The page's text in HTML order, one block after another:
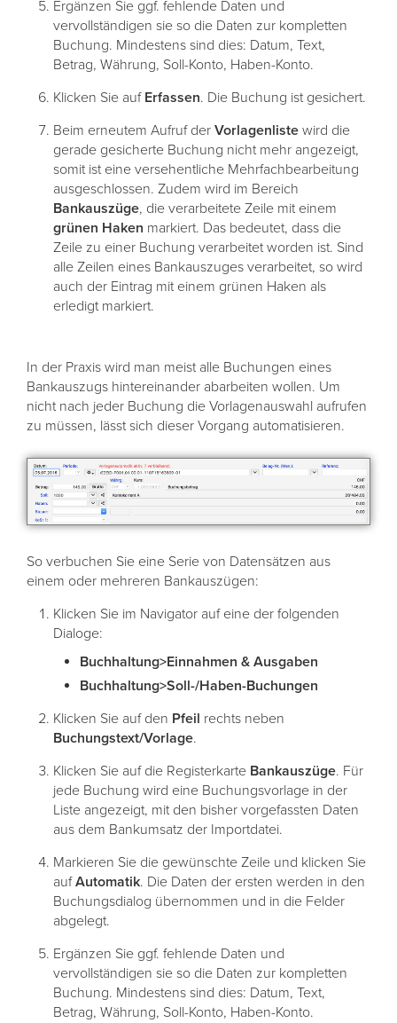
Ergänzen Sie ggf. fehlende Daten und
vervollständigen sie so die Daten zur kompletten
Buchung. Mindestens sind dies: Datum, Text,
Betrag, Währung, Soll-Konto, Haben-Konto.
Klicken Sie auf Erfassen. Die Buchung ist gesichert.
Beim erneutem Aufruf der Vorlagenliste wird die
gerade gesicherte Buchung nicht mehr angezeigt,
somit ist eine versehentliche Mehrfachbearbeitung
ausgeschlossen. Zudem wird im Bereich
Bankauszüge, die verarbeitete Zeile mit einem
grünen Haken markiert. Das bedeutet, dass die
Zeile zu einer Buchung verarbeitet worden ist. Sind
alle Zeilen eines Bankauszuges verarbeitet, so wird
auch der Eintrag mit einem grünen Haken als
erledigt markiert.
In der Praxis wird man meist alle Buchungen eines
Bankauszugs hintereinander abarbeiten wollen. Um
nicht nach jeder Buchung die Vorlagenauswahl aufrufen
zu müssen, lässt sich dieser Vorgang automatisieren.
So verbuchen Sie eine Serie von Datensätzen aus
einem oder mehreren Bankauszügen:
Klicken Sie im Navigator auf eine der folgenden
Dialoge:
Buchhaltung>Einnahmen & Ausgaben
Buchhaltung>Soll-/Haben-Buchungen
Klicken Sie auf den Pfeil rechts neben
Buchungstext/Vorlage.
Klicken Sie auf die Registerkarte Bankauszüge. Für
jede Buchung wird eine Buchungsvorlage in der
Liste angezeigt, mit den bisher vorgefassten Daten
aus dem Bankumsatz der Importdatei.
Markieren Sie die gewünschte Zeile und klicken Sie
aufAutomatik. Die Daten der ersten werden in den
Buchungsdialog übernommen und in die Felder
abgelegt.
Ergänzen Sie ggf. fehlende Daten und
vervollständigen sie so die Daten zur kompletten
Buchung. Mindestens sind dies: Datum, Text,
Betrag, Währung, Soll-Konto, Haben-Konto.